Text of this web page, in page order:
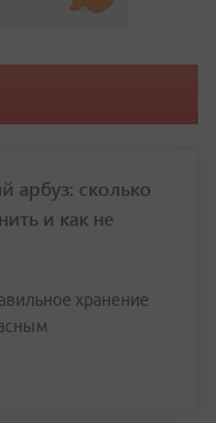
арбуз: сколько
и как не
хранение